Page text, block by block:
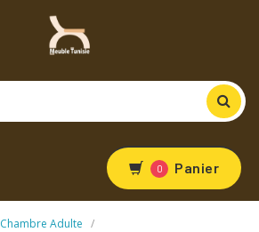
0 Panier
Chambre Adulte